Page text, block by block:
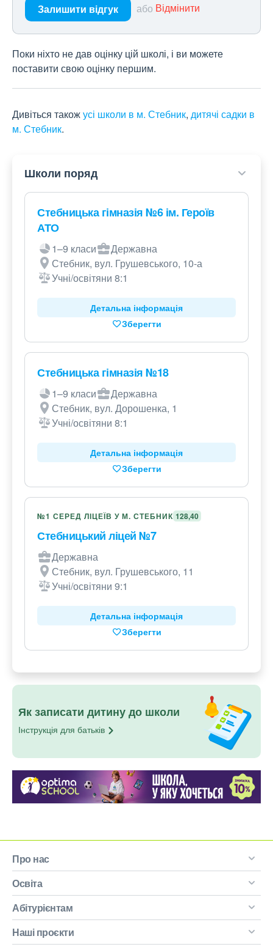
Залишити відгук або Відмінити
Поки ніхто не дав оцінку цій школі, і ви можете
поставити свою оцінку першим.
Дивіться такожусі школи в м. Стебник, дитячі садки в
м. Стебник.
Школи поряд
Стебницька гімназія №6 ім. Героїв
АТО
1–9 класи
Державна
Стебник, вул. Грушевського, 10-а
Учні/освітяни 8:1
Детальна інформація
Зберегти
Стебницька гімназія №18
1–9 класи
Державна
Стебник, вул. Дорошенка, 1
Учні/освітяни 8:1
Детальна інформація
Зберегти
№1 СЕРЕД ЛІЦЕЇВ У М. СТЕБНИК 128,40
Стебницький ліцей №7
Державна
Стебник, вул. Грушевського, 11
Учні/освітяни 9:1
Детальна інформація
Зберегти
Як записати дитину до школи
Інструкція для батьків
Про нас
Освіта
Абітурієнтам
Наші проєкти